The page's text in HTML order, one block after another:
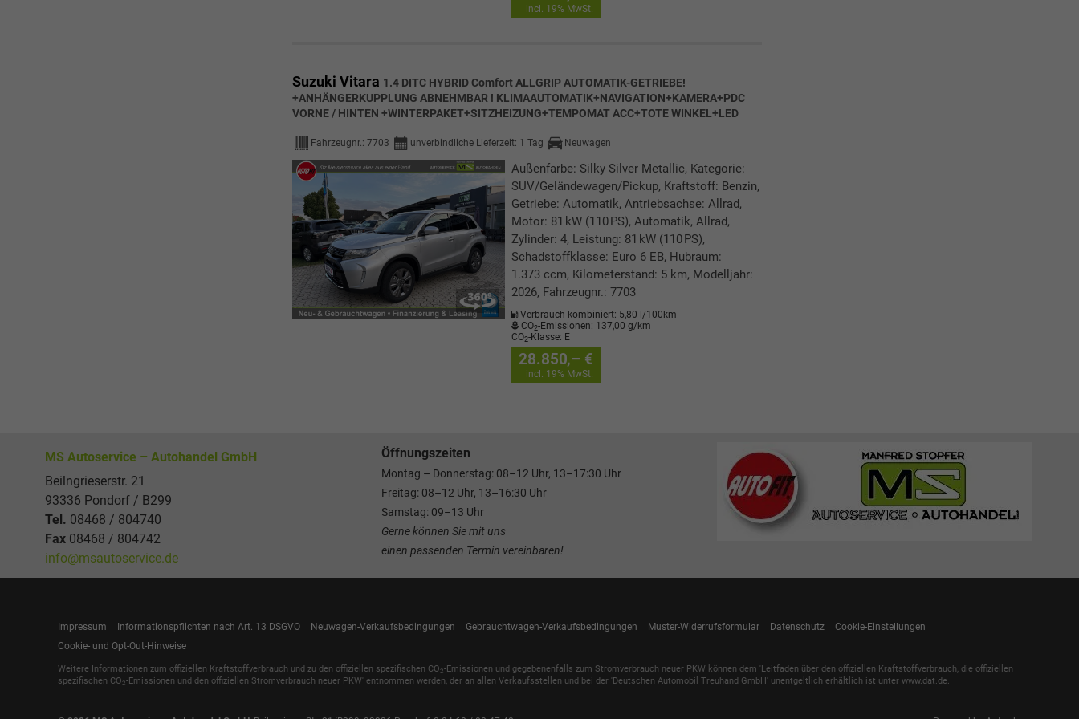
incl. 19% MwSt.
Suzuki Vitara 1.4 DITC HYBRID Comfort ALLGRIP AUTOMATIK-GETRIEBE!
+ANHÄNGERKUPPLUNG ABNEHMBAR ! KLIMAAUTOMATIK+NAVIGATION+KAMERA+PDC
VORNE / HINTEN +WINTERPAKET+SITZHEIZUNG+TEMPOMAT ACC+TOTE WINKEL+LED
Fahrzeugnr.: 7703 unverbindliche Lieferzeit: 1 Tag Neuwagen
Außenfarbe: Silky Silver Metallic, Kategorie:
SUV/Geländewagen/Pickup, Kraftstoff: Benzin,
Getriebe: Automatik, Antriebsachse: Allrad,
Motor: 81 kW (110 PS), Automatik, Allrad,
Zylinder: 4, Leistung: 81 kW (110 PS),
Schadstoffklasse: Euro 6 EB, Hubraum:
1.373 ccm, Kilometerstand: 5 km, Modelljahr:
2026, Fahrzeugnr.: 7703
Verbrauch kombiniert: 5,80 l/100km
CO2-Emissionen: 137,00 g/km
CO2-Klasse: E
28.850,– €
incl. 19% MwSt.
MS Autoservice – Autohandel GmbH
Beilngrieserstr. 21
93336 Pondorf / B299
Tel. 08468 / 804740
Fax 08468 / 804742
info@msautoservice.de
Öffnungszeiten
Montag – Donnerstag: 08–12 Uhr, 13–17:30 Uhr
Freitag: 08–12 Uhr, 13–16:30 Uhr
Samstag: 09–13 Uhr
Gerne können Sie mit uns
einen passenden Termin vereinbaren!
Impressum Informationspflichten nach Art. 13 DSGVO Neuwagen-Verkaufsbedingungen Gebrauchtwagen-Verkaufsbedingungen Muster-Widerrufsformular Datenschutz
Cookie-Einstellungen
Cookie- und Opt-Out-Hinweise
Weitere Informationen zum offiziellen Kraftstoffverbrauch und zu den offiziellen spezifischen CO2-Emissionen und gegebenenfalls zum Stromverbrauch neuer PKW können dem 'Leitfaden über den offiziellen Kraftstoffverbrauch, die offiziellen
spezifischen CO2-Emissionen und den offiziellen Stromverbrauch neuer PKW' entnommen werden, der an allen Verkaufsstellen und bei der 'Deutschen Automobil Treuhand GmbH' unentgeltlich erhältlich ist unter www.dat.de.